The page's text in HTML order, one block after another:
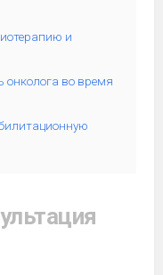
и
онколога во время